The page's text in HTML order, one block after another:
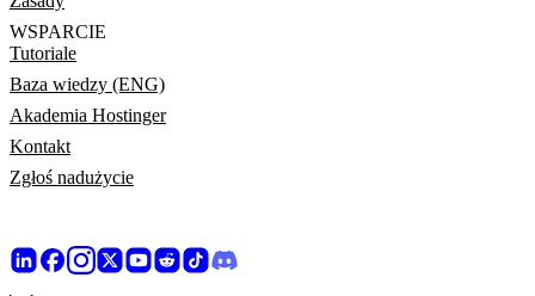
WSPARCIE
Tutoriale
Baza wiedzy (ENG)
Akademia Hostinger
Kontakt
Zgłoś nadużycie